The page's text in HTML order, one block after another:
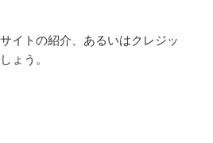
イトの紹介、あるいはクレジッ
ょう。